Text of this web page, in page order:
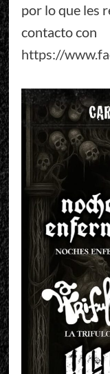
por lo que les
contacto con
https://